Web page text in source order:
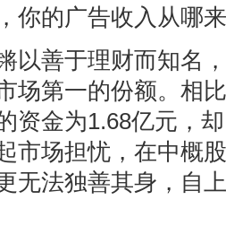
你的广告收入从哪
善于理财而知名，
场第一的份额。相
资金为1.68亿元，
市场担忧，在中概
无法独善其身，自